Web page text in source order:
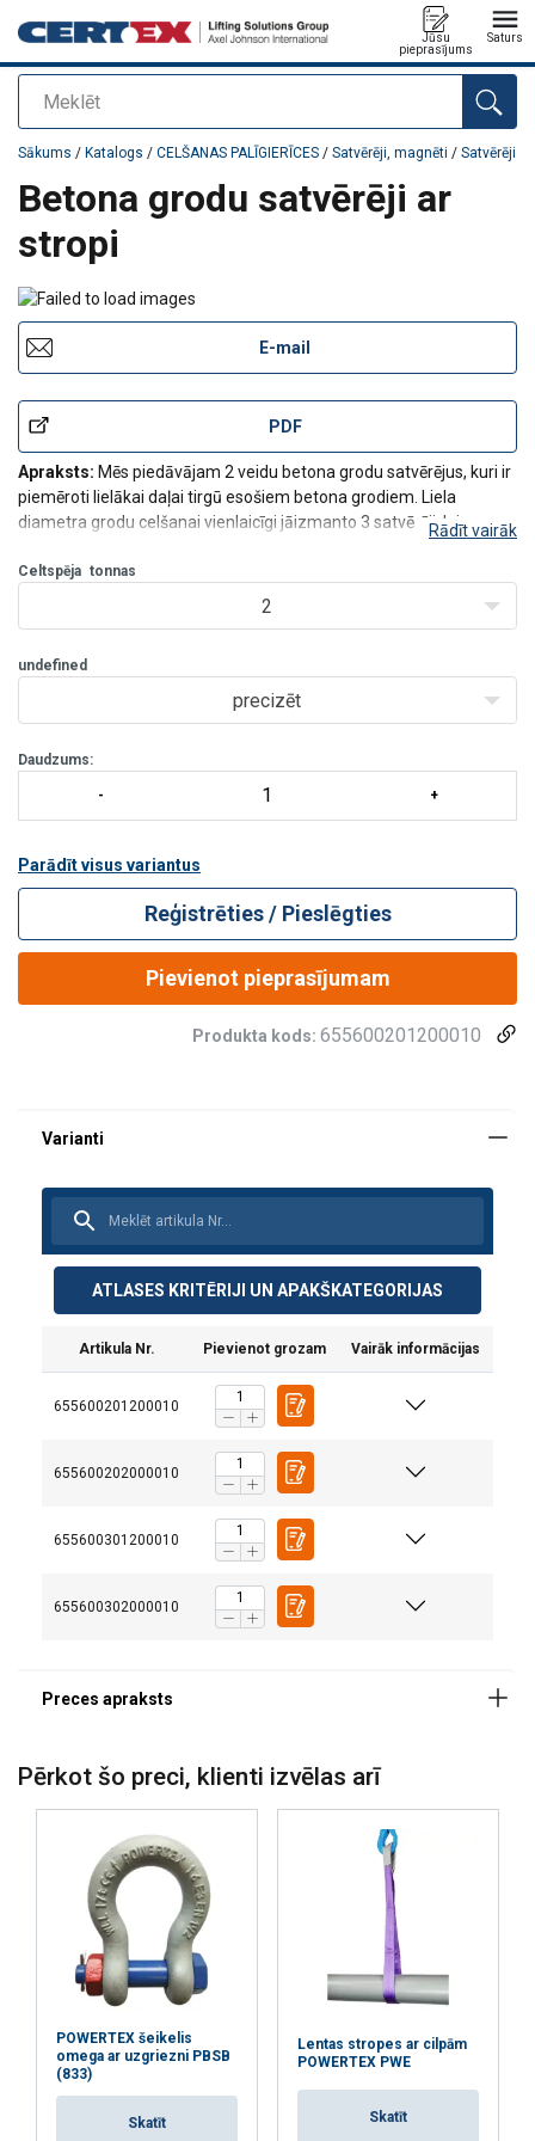
Meklēt
Jūsu
pieprasījums
Saturs
Pievienots jūsu pasūtījumam
Sākums / Katalogs / CELŠANAS PALĪGIERĪCES / Satvērēji, magnēti / Satvērēji
Betona grodu satvērēji ar
stropi
E-mail
PDF
Apraksts: Mēs piedāvājam 2 veidu betona grodu satvērējus, kuri ir
piemēroti lielākai daļai tirgū esošiem betona grodiem. Liela
diametra grodu celšanai vienlaicīgi jāizmanto 3 satvērēji, lai
Augstas izturības lokšņ
Rādīt vairāk
Celtspēja tonnas
2
undefined
precizēt
Daudzums:
Parādīt visus variantus
Reģistrēties / Pieslēgties
Pievienot pieprasījumam
Produkta kods: 655600201200010
ATLASES KRITĒRIJI UN APAKŠKATEGORIJAS
Artikula Nr. Pievienot grozam Vairāk informācijas
655600201200010
655600202000010
655600301200010
655600302000010
Pārklājums:
Pērkot šo preci, klienti izvēlas arī
POWERTEX šeikelis
omega ar uzgriezni PBSB
(833)
Skatīt
Lentas stropes ar cilpām
POWERTEX PWE
Skatīt